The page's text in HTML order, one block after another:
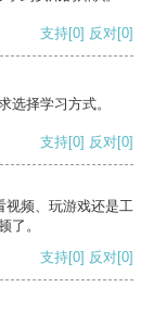
支持[0] 反对[0]
选择学习方式。
支持[0] 反对[0]
视频、玩游戏还是工
了。
支持[0] 反对[0]